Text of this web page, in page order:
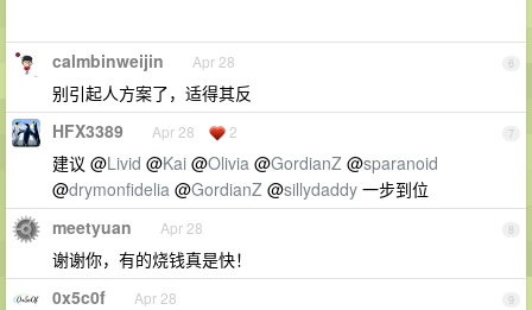
6
calmbinweijin Apr 28
别引起人方案了，适得其反
7
HFX3389 Apr 28 2
建议 @Livid @Kai @Olivia @GordianZ @sparanoid
@drymonfidelia @GordianZ @sillydaddy 一步到位
8
meetyuan Apr 28
谢谢你，有的烧钱真是快！
9
0x5c0f Apr 28